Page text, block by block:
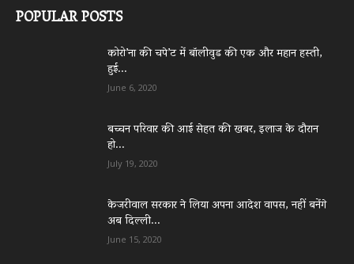
POPULAR POSTS
कोरो’ना की चपे’ट में बॉलीवुड की एक और महान हस्ती,
हुई...
June 6, 2020
बच्चन परिवार की आई सेहत की खबर, इलाज के दौरान
हो...
July 19, 2020
केजरीवाल सरकार ने लिया अपना आदेश वापस, नहीं बनेंगे
अब दिल्ली...
June 15, 2020